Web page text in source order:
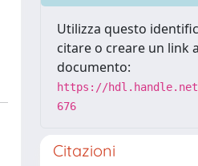
Utilizza questo
citare o creare un link
documento:
https://hdl.handle.net/
676
Citazioni